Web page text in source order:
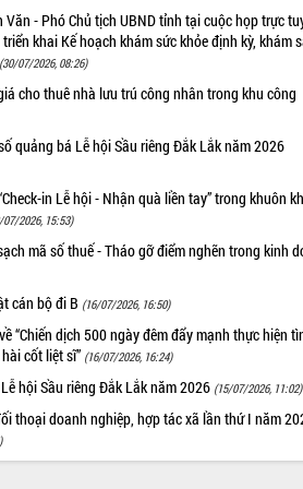
- Phó Chủ tịch UBND tỉnh tại cuộc họp trực
khai Kế hoạch khám sức khỏe định kỳ, khám
(30/07/2026, 08:26)
cho thuê nhà lưu trú công nhân trong khu công
quảng bá Lễ hội Sầu riêng Đắk Lắk năm 2026
in Lễ hội - Nhận quà liền tay” trong khuôn
07/2026, 15:53)
mã số thuế - Tháo gỡ điểm nghẽn trong kinh
cán bộ đi B (16/07/2026, 16:50)
“Chiến dịch 500 ngày đêm đẩy mạnh thực hiện
cốt liệt sĩ” (16/07/2026, 16:24)
hội Sầu riêng Đắk Lắk năm 2026 (15/07/2026, 11:02)
thoại doanh nghiệp, hợp tác xã lần thứ I năm